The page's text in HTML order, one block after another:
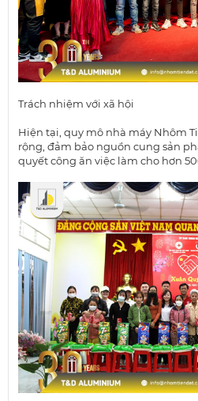
Trách nhiệm với xã hội
Hiện tại, quy mô nhà máy Nhôm
rộng, đảm bảo nguồn cung sản
quyết công ăn việc làm cho hơn